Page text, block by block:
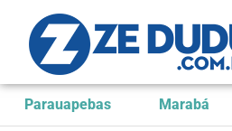
Parauapebas Marabá